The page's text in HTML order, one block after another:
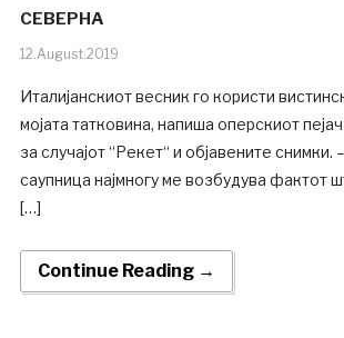
СЕВЕРНА
12.August.2019
Италијанскиот весник го користи
мојата татковина, напиша оперскиот
за случајот “Рекет“ и објавените снимки.
саупница најмногу ме возбудува фактот
[…]
Continue Reading →